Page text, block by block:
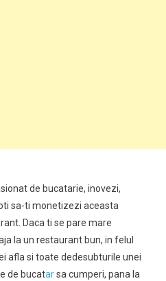
de bucatarie, inovezi,
sa-ti monetizezi aceasta
Daca ti se pare mare
la un restaurant bun, in felul
afla si toate dedesubturile unei
de bucatarsa cumperi, pana la